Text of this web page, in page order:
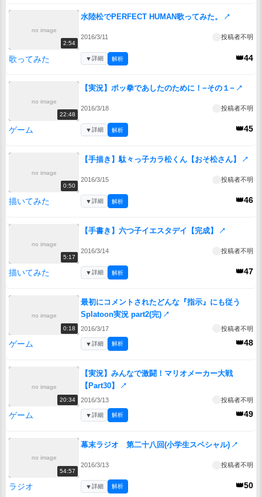
no image
2:54
水陸松でPERFECT HUMAN歌ってみた。 ↗
2016/3/11 投稿者不明
歌ってみた 👑44
▼詳細 解析
no image
22:48
【実況】ポッ拳であしたのために！−その１− ↗
2016/3/18 投稿者不明
ゲーム 👑45
▼詳細 解析
no image
0:50
【手描き】駄々っ子カラ松くん【おそ松さん】 ↗
2016/3/15 投稿者不明
描いてみた 👑46
▼詳細 解析
no image
5:17
【手書き】六つ子イエスタデイ【完成】 ↗
2016/3/14 投稿者不明
描いてみた 👑47
▼詳細 解析
no image
0:18
最初にコメントされたどんな『指示』にも従う
Splatoon実況 part2(完) ↗
2016/3/17 投稿者不明
ゲーム 👑48
▼詳細 解析
no image
20:34
【実況】みんなで激闘！マリオメーカー大戦
【Part30】
↗
2016/3/13 投稿者不明
ゲーム 👑49
▼詳細 解析
no image
54:57
幕末ラジオ 第二十八回(小学生スペシャル) ↗
2016/3/13 投稿者不明
ラジオ 👑50
▼詳細 解析